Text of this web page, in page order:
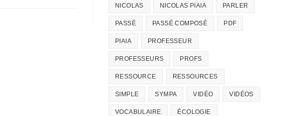
NICOLAS NICOLAS PIAIA PARLER
PASSÉ PASSÉ COMPOSÉ PDF
PIAIA PROFESSEUR
PROFESSEURS PROFS
RESSOURCE RESSOURCES
SIMPLE SYMPA VIDÉO VIDÉOS
VOCABULAIRE ÉCOLOGIE